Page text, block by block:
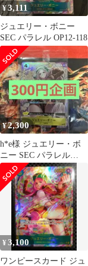
¥3,111
ジュエリー・ボニー
SEC パラレル OP12-118
¥2,300
h*e様 ジュエリー・ボ
ニー SEC パラレル
OP12-118
¥3,100
ワンピースカード ジュ